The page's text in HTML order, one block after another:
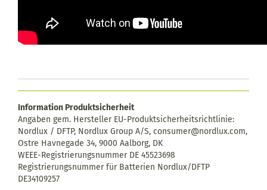
Information Produktsicherheit
Angaben gem. Hersteller EU-Produktsicherheitsrichtlinie:
Nordlux / DFTP, Nordlux Group A/S, consumer@nordlux.com,
Ostre Havnegade 34, 9000 Aalborg, DK
WEEE-Registrierungsnummer DE 45523698
Registrierungsnummer für Batterien Nordlux/DFTP
DE34109257